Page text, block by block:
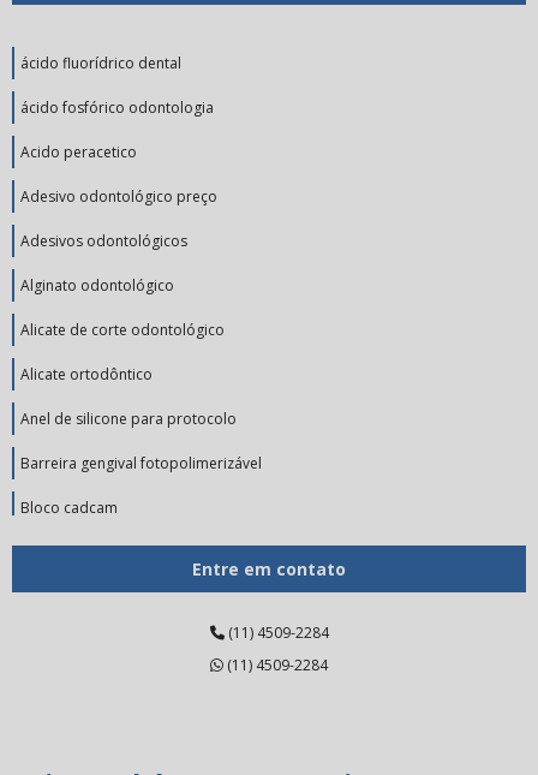
ácido fluorídrico dental
ácido fosfórico odontologia
Acido peracetico
Adesivo odontológico preço
Adesivos odontológicos
Alginato odontológico
Alicate de corte odontológico
Alicate ortodôntico
Anel de silicone para protocolo
Barreira gengival fotopolimerizável
Bloco cadcam
Broca de tungstênio
Broca de tungstênio preço
Entre em contato
(11) 4509-2284
(11) 4509-2284